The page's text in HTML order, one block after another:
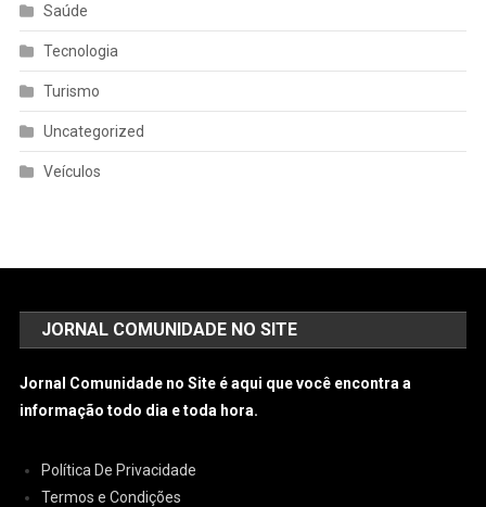
Saúde
Tecnologia
Turismo
Uncategorized
Veículos
JORNAL COMUNIDADE NO SITE
Jornal Comunidade no Site é aqui que você encontra a
informação todo dia e toda hora.
Política De Privacidade
Termos e Condições